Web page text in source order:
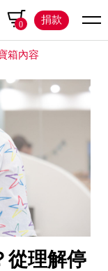
0 捐款
箱內容
從理解停